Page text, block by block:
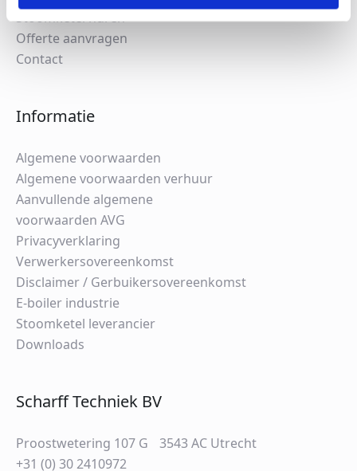
Stoomketel huren
Offerte aanvragen
Contact
Informatie
Algemene voorwaarden
Algemene voorwaarden verhuur
Aanvullende algemene
voorwaarden AVG
Privacyverklaring
Verwerkersovereenkomst
Disclaimer / Gerbuikersovereenkomst
E-boiler industrie
Stoomketel leverancier
Downloads
Scharff Techniek BV
Proostwetering 107 G 3543 AC Utrecht
+31 (0) 30 2410972